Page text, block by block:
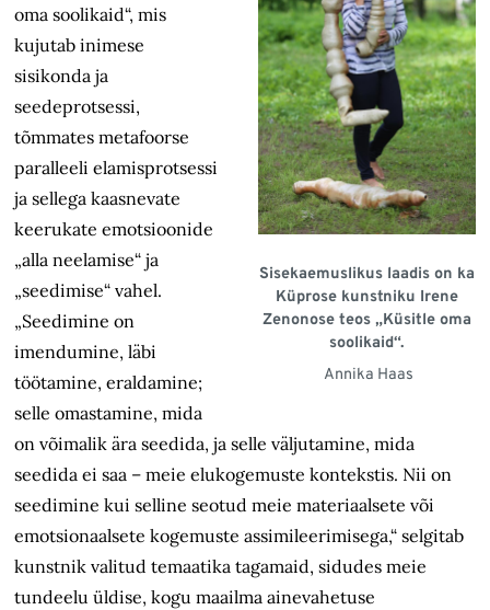
Sisekaemuslikus laadis on ka
Küprose kunstniku Irene
Zenonose teos „Küsitle oma
soolikaid“.
Annika Haas
oma soolikaid“, mis
kujutab inimese
sisikonda ja
seedeprotsessi,
tõmmates metafoorse
paralleeli elamisprotsessi
ja sellega kaasnevate
keerukate emotsioonide
„alla neelamise“ ja
„seedimise“ vahel.
„Seedimine on
imendumine, läbi
töötamine, eraldamine;
selle omastamine, mida
on võimalik ära seedida, ja selle väljutamine, mida
seedida ei saa – meie elukogemuste kontekstis. Nii on
seedimine kui selline seotud meie materiaalsete või
emotsionaalsete kogemuste assimileerimisega,“ selgitab
kunstnik valitud temaatika tagamaid, sidudes meie
tundeelu üldise, kogu maailma ainevahetuse